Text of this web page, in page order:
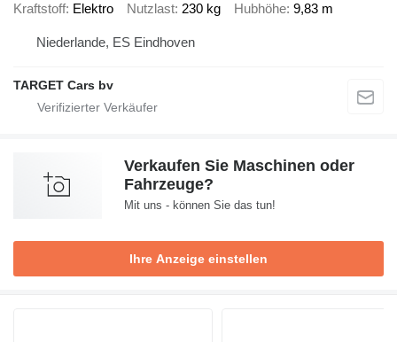
Kraftstoff Elektro Nutzlast 230 kg Hubhöhe 9,83 m
Niederlande, ES Eindhoven
TARGET Cars bv
Verkaufen Sie Maschinen oder
Fahrzeuge?
Mit uns - können Sie das tun!
Ihre Anzeige einstellen